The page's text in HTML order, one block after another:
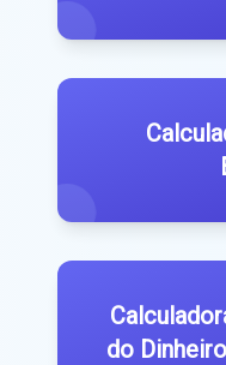
do